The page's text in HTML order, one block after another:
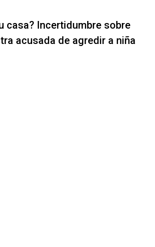
casa? Incertidumbre sobre
acusada de agredir a niña